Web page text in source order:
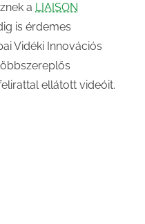
a LIAISON
is érdemes
Vidéki Innovációs
ellátott videóit.